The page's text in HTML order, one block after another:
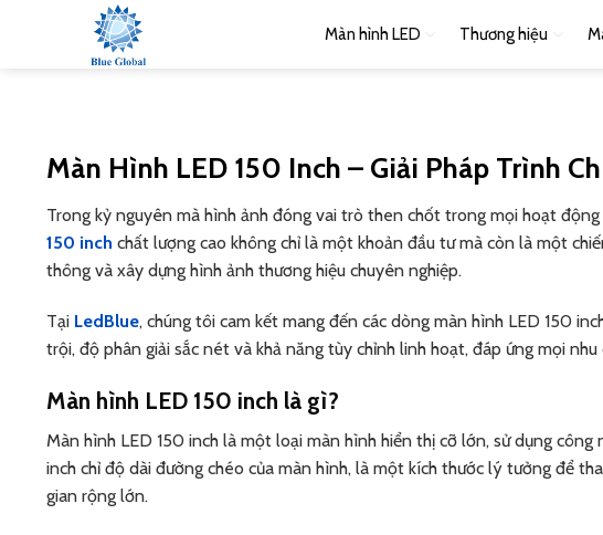
Màn hình LED Thương hiệu
Màn Hình LED 150 Inch – Giải Pháp Trình
Trong kỷ nguyên mà hình ảnh đóng vai trò then chốt trong mọi hoạt
150 inch chất lượng cao không chỉ là một khoản đầu tư mà còn là một
thông và xây dựng hình ảnh thương hiệu chuyên nghiệp.
Tại LedBlue, chúng tôi cam kết mang đến các dòng màn hình LED 150
trội, độ phân giải sắc nét và khả năng tùy chỉnh linh hoạt, đáp ứng mọi nhu
Màn hình LED 150 inch là gì?
Màn hình LED 150 inch là một loại màn hình hiển thị cỡ lớn, sử dụng
inch chỉ độ dài đường chéo của màn hình, là một kích thước lý tưởng để
gian rộng lớn.